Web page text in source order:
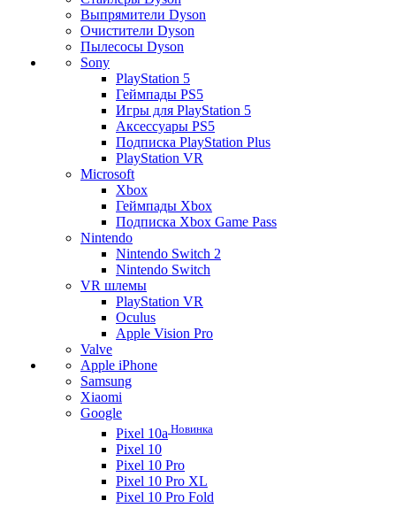
Выпрямители Dyson
Очистители Dyson
Пылесосы Dyson
Sony
PlayStation 5
Геймпады PS5
Игры для PlayStation 5
Аксессуары PS5
Подписка PlayStation Plus
PlayStation VR
Microsoft
Xbox
Геймпады Xbox
Подписка Xbox Game Pass
Nintendo
Nintendo Switch 2
Nintendo Switch
VR шлемы
PlayStation VR
Oculus
Apple Vision Pro
Valve
Apple iPhone
Samsung
Xiaomi
Google
Pixel 10a Новинка
Pixel 10
Pixel 10 Pro
Pixel 10 Pro XL
Pixel 10 Pro Fold